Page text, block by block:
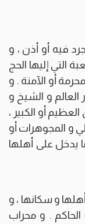
فيه أو أذن ، و
التي إليها الحج
أو الآمنة . و
العالم و الشيخ و
أو الكبير ،
و المجوهرات أو
يدخل على أهلها
و سكانها ، و
. و محراب